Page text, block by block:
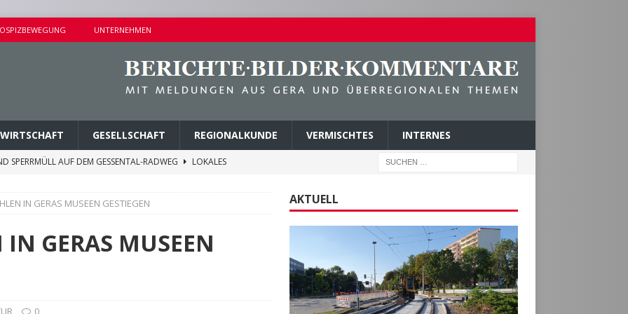
UNTERNEHMEN
WIRTSCHAFT GESELLSCHAFT REGIONALKUNDE VERMISCHTES INTERNES
SPERRMÜLL AUF DEM GESSENTAL-RADWEG
LOKALES
SEIT 1. AUGUST 2026
LOKALES
DETAILS BEKANNT
VERMISCHTES
IN GERAS MUSEEN GESTIEGEN
GERAS MUSEEN
0
AKTUELL